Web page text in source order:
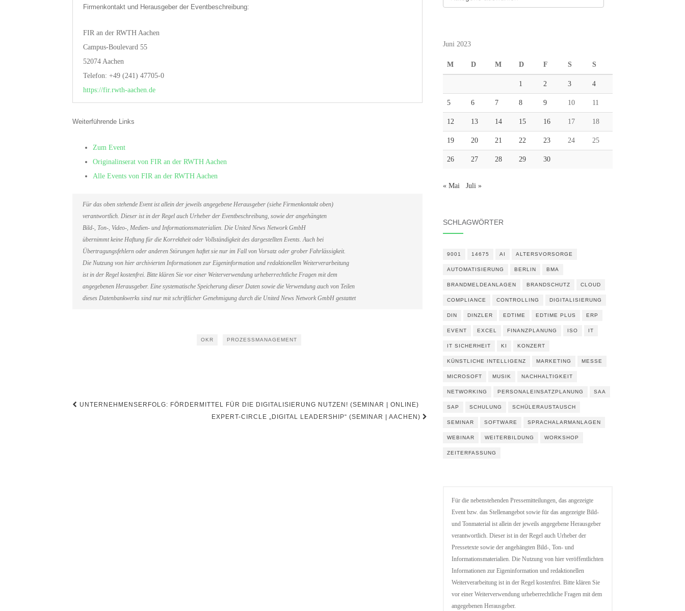
Firmenkontakt und Herausgeber der Eventbeschreibung:
FIR an der RWTH Aachen
Campus-Boulevard 55
52074 Aachen
Telefon: +49 (241) 47705-0
https://fir.rwth-aachen.de
Weiterführende Links
Zum Event
Originalinserat von FIR an der RWTH Aachen
Alle Events von FIR an der RWTH Aachen
Für das oben stehende Event ist allein der jeweils angegebene Herausgeber (siehe Firmenkontakt oben)
verantwortlich. Dieser ist in der Regel auch Urheber der Eventbeschreibung, sowie der angehängten
Bild-, Ton-, Video-, Medien- und Informationsmaterialien. Die United News Network GmbH
übernimmt keine Haftung für die Korrektheit oder Vollständigkeit des dargestellten Events. Auch bei
Übertragungsfehlern oder anderen Störungen haftet sie nur im Fall von Vorsatz oder grober Fahrlässigkeit.
Die Nutzung von hier archivierten Informationen zur Eigeninformation und redaktionellen Weiterverarbeitung
ist in der Regel kostenfrei. Bitte klären Sie vor einer Weiterverwendung urheberrechtliche Fragen mit dem
angegebenen Herausgeber. Eine systematische Speicherung dieser Daten sowie die Verwendung auch von Teilen
dieses Datenbankwerks sind nur mit schriftlicher Genehmigung durch die United News Network GmbH gestattet
OKR PROZESSMANAGEMENT
Beitragsnavigation
UNTERNEHMENSERFOLG: FÖRDERMITTEL FÜR DIE DIGITALISIERUNG NUTZEN! (SEMINAR | ONLINE)
EXPERT-CIRCLE „DIGITAL LEADERSHIP“ (SEMINAR | AACHEN)
Juni 2023
M D M D F S S
1 2 3 4
5 6 7 8 9 10 11
12 13 14 15 16 17 18
19 20 21 22 23 24 25
26 27 28 29 30
« Mai Juli »
SCHLAGWÖRTER
9001 14675 AI ALTERSVORSORGE
AUTOMATISIERUNG BERLIN BMA
BRANDMELDEANLAGEN BRANDSCHUTZ CLOUD
COMPLIANCE CONTROLLING DIGITALISIERUNG
DIN DINZLER EDTIME EDTIME PLUS ERP
EVENT EXCEL FINANZPLANUNG ISO IT
IT SICHERHEIT KI KONZERT
KÜNSTLICHE INTELLIGENZ MARKETING MESSE
MICROSOFT MUSIK NACHHALTIGKEIT
NETWORKING PERSONALEINSATZPLANUNG SAA
SAP SCHULUNG SCHÜLERAUSTAUSCH
SEMINAR SOFTWARE SPRACHALARMANLAGEN
WEBINAR WEITERBILDUNG WORKSHOP
ZEITERFASSUNG
Für die nebenstehenden Pressemitteilungen, das angezeigte
Event bzw. das Stellenangebot sowie für das angezeigte Bild-
und Tonmaterial ist allein der jeweils angegebene Herausgeber
verantwortlich. Dieser ist in der Regel auch Urheber der
Pressetexte sowie der angehängten Bild-, Ton- und
Informationsmaterialien. Die Nutzung von hier veröffentlichten
Informationen zur Eigeninformation und redaktionellen
Weiterverarbeitung ist in der Regel kostenfrei. Bitte klären Sie
vor einer Weiterverwendung urheberrechtliche Fragen mit dem
angegebenen Herausgeber.